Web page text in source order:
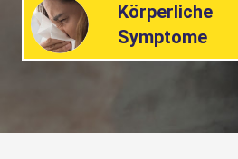
Körperliche
Symptome